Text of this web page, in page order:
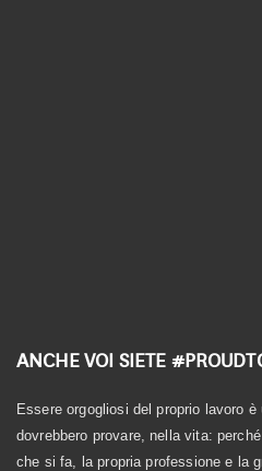
ANCHE VOI SIETE
Essere orgogliosi del proprio lavoro
dovrebbero provare, nella vita:
che si fa, la propria professione e la